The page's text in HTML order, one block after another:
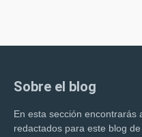
Sobre el blog
En esta sección encontrarás
redactados para este blog